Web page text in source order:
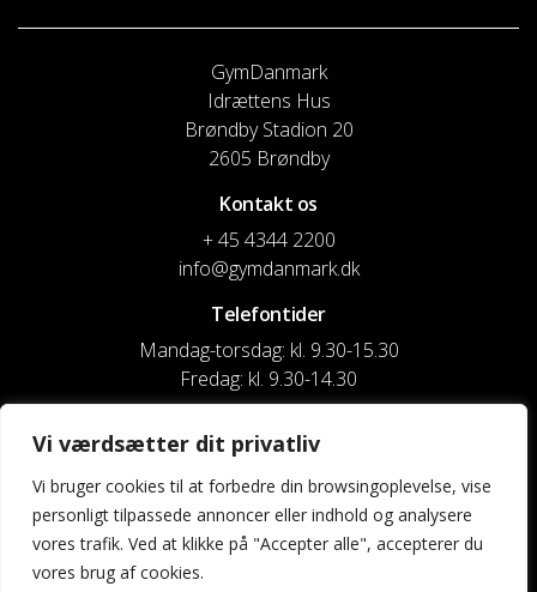
Vi værdsætter dit privatliv
Vi bruger cookies til at forbedre din browsingoplevelse, vise
personligt tilpassede annoncer eller indhold og analysere
vores trafik. Ved at klikke på "Accepter alle", accepterer du
vores brug af cookies.
GymDanmark
Idrættens Hus
Brøndby Stadion 20
2605 Brøndby
Kontakt os
+ 45 4344 2200
info@gymdanmark.dk
Telefontider
Mandag-torsdag: kl. 9.30-15.30
Fredag: kl. 9.30-14.30
CVR nr. 20916818
Reg. & Kontonr.: 4180 3119119022
Privatlivspolitik og cookies